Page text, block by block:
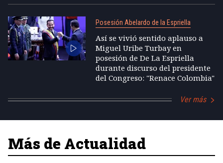
Posesión Abelardo de la Espriella
Así se vivió sentido aplauso a
Miguel Uribe Turbay en
posesión de De La Espriella
durante discurso del presidente
del Congreso: "Renace Colombia"
Ver más
Más de Actualidad